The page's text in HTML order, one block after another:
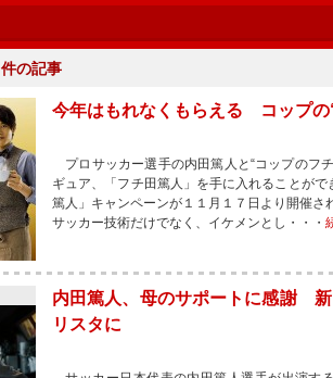
件の記事
今年はもれなくもらえる コップの
プロサッカー選手の内田篤人と“コップのフ
ギュア、「フチ田篤人」を手に入れることが
篤人」キャンペーンが１１月１７日より開催
サッカー技術だけでなく、イケメンとし・・・
内田篤人、母のサポートに感謝
リスタに